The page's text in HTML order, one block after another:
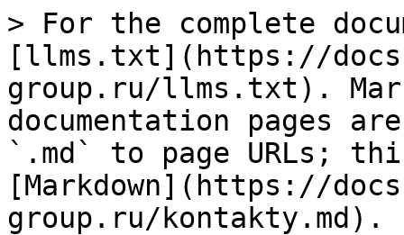
> For the complete
[llms.txt](https://
group.ru/llms.txt).
documentation pages
`.md` to page URLs;
[Markdown](https://
group.ru/kontakty.md).